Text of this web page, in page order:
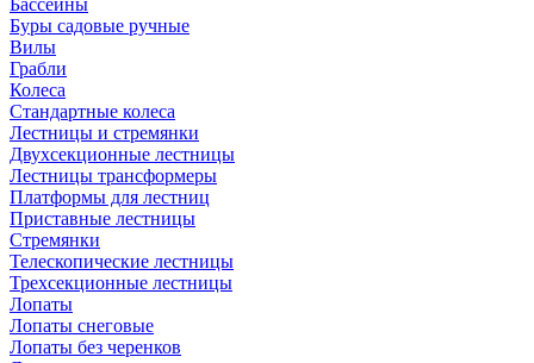
Бассейны
Буры садовые ручные
Вилы
Грабли
Колеса
Стандартные колеса
Лестницы и стремянки
Двухсекционные лестницы
Лестницы трансформеры
Платформы для лестниц
Приставные лестницы
Стремянки
Телескопические лестницы
Трехсекционные лестницы
Лопаты
Лопаты снеговые
Лопаты без черенков